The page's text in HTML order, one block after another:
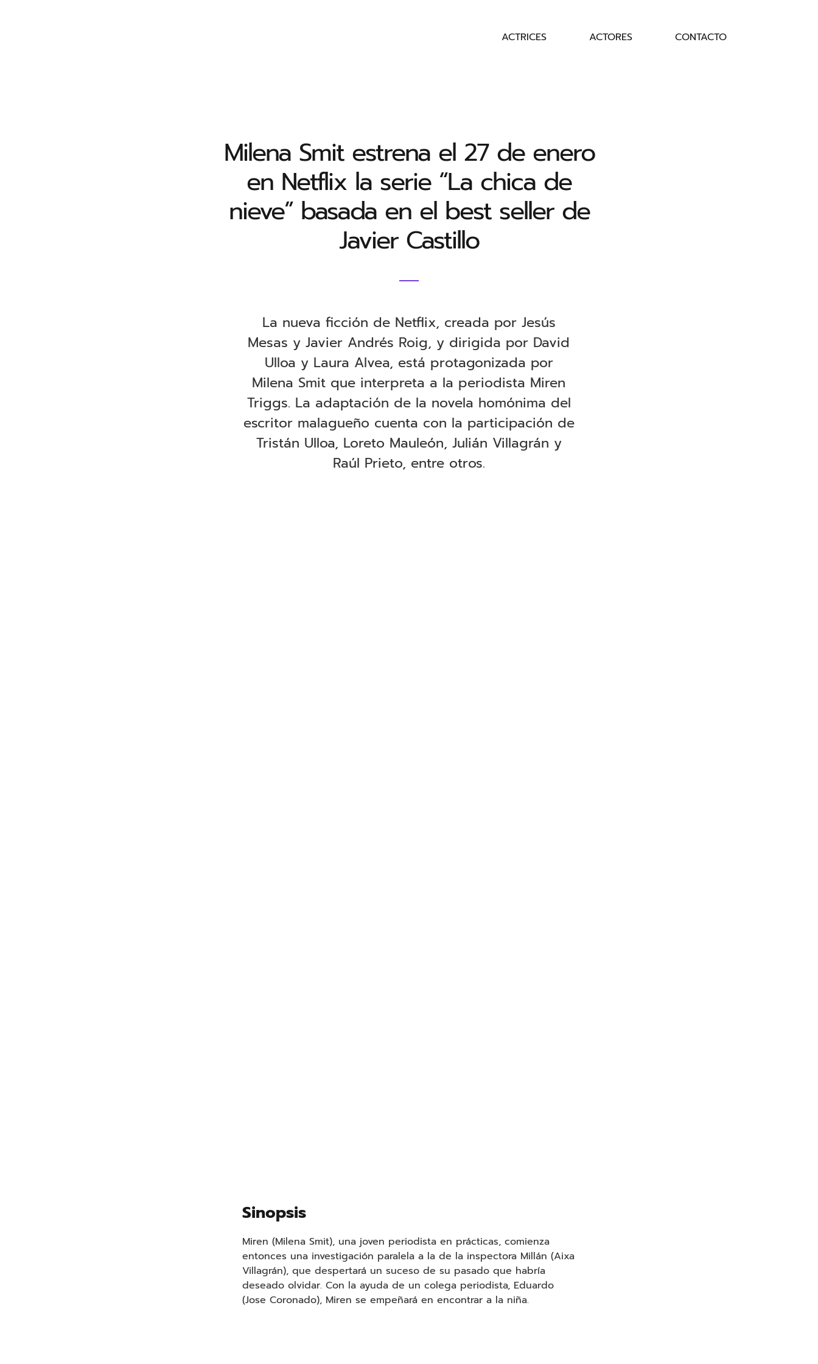
ACTRICES ACTORES CONTACTO
Milena Smit estrena el 27 de enero
en Netflix la serie “La chica de
nieve” basada en el best seller de
Javier Castillo
La nueva ficción de Netflix, creada por Jesús
Mesas y Javier Andrés Roig, y dirigida por David
Ulloa y Laura Alvea, está protagonizada por
Milena Smit que interpreta a la periodista Miren
Triggs. La adaptación de la novela homónima del
escritor malagueño cuenta con la participación de
Tristán Ulloa, Loreto Mauleón, Julián Villagrán y
Raúl Prieto, entre otros.
Sinopsis
Miren (Milena Smit), una joven periodista en prácticas, comienza
entonces una investigación paralela a la de la inspectora Millán (Aixa
Villagrán), que despertará un suceso de su pasado que habría
deseado olvidar. Con la ayuda de un colega periodista, Eduardo
(Jose Coronado), Miren se empeñará en encontrar a la niña.